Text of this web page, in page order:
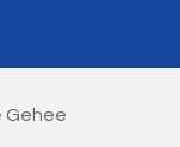
Gehee